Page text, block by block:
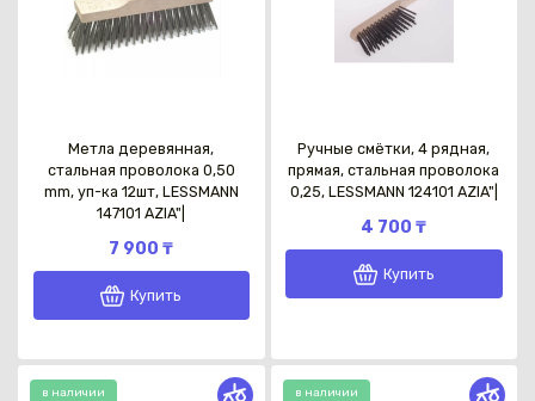
Метла деревянная,
стальная проволока 0,50
mm, уп-ка 12шт, LESSMANN
147101 AZIA"|
7 900 ₸
Купить
Ручные смётки, 4 рядная,
прямая, стальная проволока
0,25, LESSMANN 124101 AZIA"|
4 700 ₸
Купить
в наличии в наличии